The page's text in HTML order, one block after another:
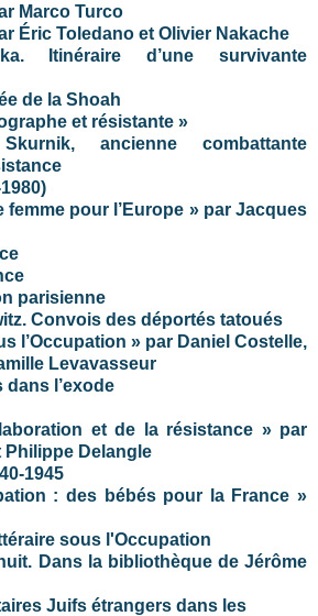
Marco Turco
Éric Toledano et Olivier Nakache
Itinéraire d’une survivante
de la Shoah
et résistante »
ancienne combattante
femme pour l’Europe » par Jacques
parisienne
Convois des déportés tatoués
l’Occupation » par Daniel Costelle,
Levavasseur
dans l’exode
et de la résistance » par
Philippe Delangle
1945
: des bébés pour la France »
sous l'Occupation
Dans la bibliothèque de Jérôme
Juifs étrangers dans les